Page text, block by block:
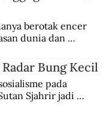
berotak encer
dunia dan
Sun Yat-sen.
Bung Kecil
pada
Sjahrir jadi